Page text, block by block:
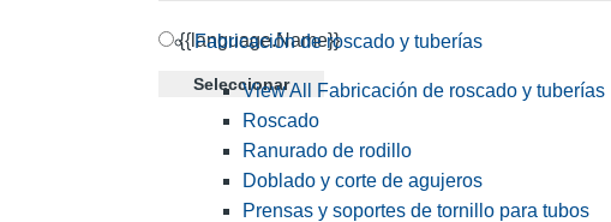
{{language.Name}}
Seleccionar
Fabricación de roscado y tuberías
View All Fabricación de roscado y tuberías
Roscado
Ranurado de rodillo
Doblado y corte de agujeros
Prensas y soportes de tornillo para tubos